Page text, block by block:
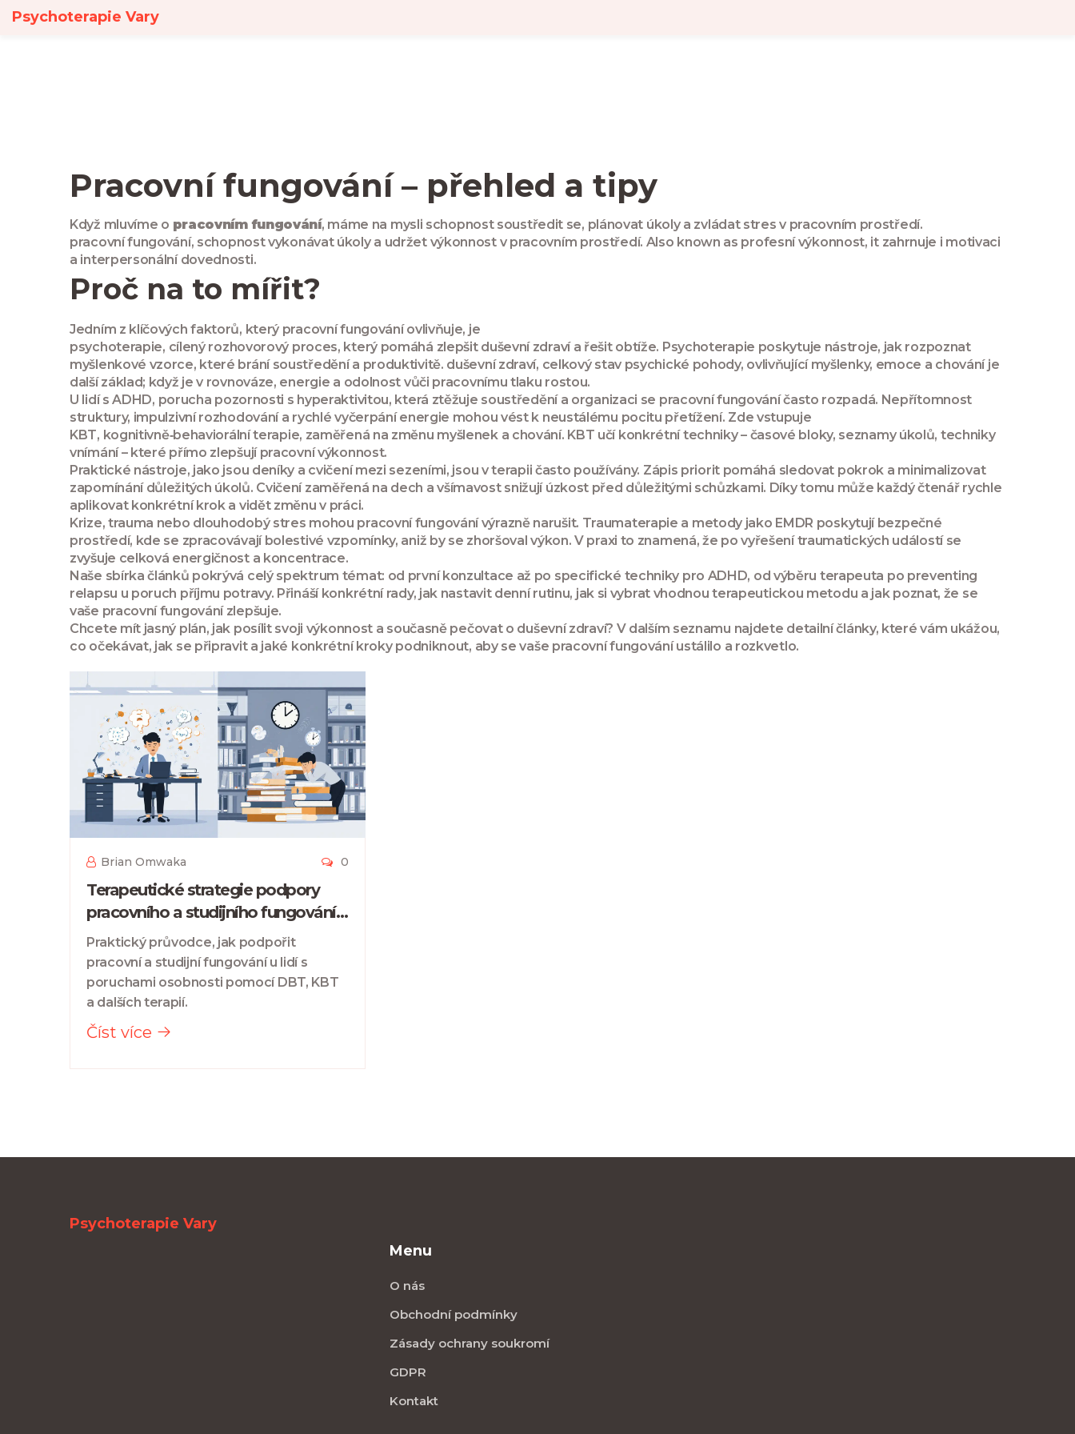
Psychoterapie Vary
Pracovní fungování – přehled a tipy
Když mluvíme o pracovním fungování, máme na mysli schopnost soustředit se, plánovat úkoly a zvládat stres v pracovním prostředí.
pracovní fungování, schopnost vykonávat úkoly a udržet výkonnost v pracovním prostředí. Also known as profesní výkonnost, it zahrnuje i motivaci
a interpersonální dovednosti.
Proč na to mířit?
Jedním z klíčových faktorů, který pracovní fungování ovlivňuje, je
psychoterapie, cílený rozhovorový proces, který pomáhá zlepšit duševní zdraví a řešit obtíže. Psychoterapie poskytuje nástroje, jak rozpoznat
myšlenkové vzorce, které brání soustředění a produktivitě. duševní zdraví, celkový stav psychické pohody, ovlivňující myšlenky, emoce a chováníje
další základ; když je v rovnováze, energie a odolnost vůči pracovnímu tlaku rostou.
U lidí sADHD, porucha pozornosti s hyperaktivitou, která ztěžuje soustředění a organizaci se pracovní fungování často rozpadá. Nepřítomnost
struktury, impulzivní rozhodování a rychlé vyčerpání energie mohou vést k neustálému pocitu přetížení. Zde vstupuje
KBT, kognitivně‑behaviorální terapie, zaměřená na změnu myšlenek a chování. KBT učí konkrétní techniky – časové bloky, seznamy úkolů, techniky
vnímání – které přímo zlepšují pracovní výkonnost.
Praktické nástroje, jako jsou deníky a cvičení mezi sezeními, jsou v terapii často používány. Zápis priorit pomáhá sledovat pokrok a minimalizovat
zapomínání důležitých úkolů. Cvičení zaměřená na dech a všímavost snižují úzkost před důležitými schůzkami. Díky tomu může každý čtenář rychle
aplikovat konkrétní krok a vidět změnu v práci.
Krize, trauma nebo dlouhodobý stres mohou pracovní fungování výrazně narušit. Traumaterapie a metody jako EMDR poskytují bezpečné
prostředí, kde se zpracovávají bolestivé vzpomínky, aniž by se zhoršoval výkon. V praxi to znamená, že po vyřešení traumatických událostí se
zvyšuje celková energičnost a koncentrace.
Naše sbírka článků pokrývá celý spektrum témat: od první konzultace až po specifické techniky pro ADHD, od výběru terapeuta po preventing
relapsu u poruch příjmu potravy. Přináší konkrétní rady, jak nastavit denní rutinu, jak si vybrat vhodnou terapeutickou metodu a jak poznat, že se
vaše pracovní fungování zlepšuje.
Chcete mít jasný plán, jak posílit svoji výkonnost a současně pečovat o duševní zdraví? V dalším seznamu najdete detailní články, které vám ukážou,
co očekávat, jak se připravit a jaké konkrétní kroky podniknout, aby se vaše pracovní fungování ustálilo a rozkvetlo.
Brian Omwaka 0
Terapeutické strategie podpory
pracovního a studijního fungování u
poruch osobnosti
Praktický průvodce, jak podpořit
pracovní a studijní fungování u lidí s
poruchami osobnosti pomocí DBT, KBT
a dalších terapií.
Číst více
Psychoterapie Vary
Menu
O nás
Obchodní podmínky
Zásady ochrany soukromí
GDPR
Kontakt